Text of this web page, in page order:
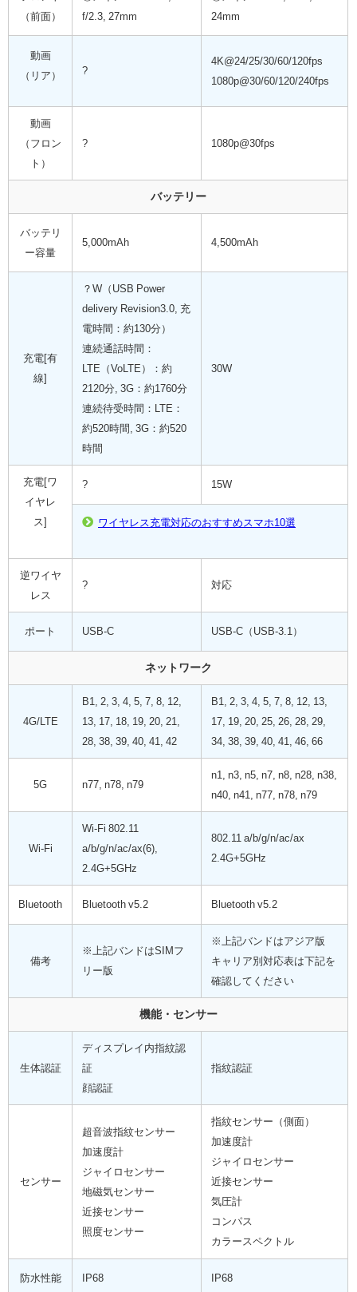
（前面）
f/2.3, 27mm
24mm
動画
（リア）
?
4K@24/25/30/60/120fps
1080p@30/60/120/240fps
動画
（フロン
ト）
? 1080p@30fps
バッテリー
バッテリ
ー容量
5,000mAh 4,500mAh
充電[有
線]
？W（USB Power
delivery Revision3.0, 充
電時間：約130分）
連続通話時間：
LTE（VoLTE）：約
2120分, 3G：約1760分
連続待受時間：LTE：
約520時間, 3G：約520
時間
30W
充電[ワ
イヤレ
ス]
? 15W
ワイヤレス充電対応のおすすめスマホ10選
逆ワイヤ
レス
? 対応
ポート USB-C USB-C（USB-3.1）
ネットワーク
4G/LTE
B1, 2, 3, 4, 5, 7, 8, 12,
13, 17, 18, 19, 20, 21,
28, 38, 39, 40, 41, 42
B1, 2, 3, 4, 5, 7, 8, 12, 13,
17, 19, 20, 25, 26, 28, 29,
34, 38, 39, 40, 41, 46, 66
5G n77, n78, n79
n1, n3, n5, n7, n8, n28, n38,
n40, n41, n77, n78, n79
Wi-Fi
Wi-Fi 802.11
a/b/g/n/ac/ax(6),
2.4G+5GHz
802.11 a/b/g/n/ac/ax
2.4G+5GHz
Bluetooth Bluetooth v5.2 Bluetooth v5.2
備考
※上記バンドはSIMフ
リー版
※上記バンドはアジア版
キャリア別対応表は下記を
確認してください
機能・センサー
生体認証
ディスプレイ内指紋認
証
顔認証
指紋認証
センサー
超音波指紋センサー
加速度計
ジャイロセンサー
地磁気センサー
近接センサー
照度センサー
指紋センサー（側面）
加速度計
ジャイロセンサー
近接センサー
気圧計
コンパス
カラースペクトル
防水性能 IP68 IP68